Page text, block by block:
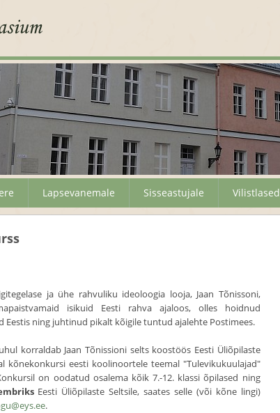
Lapsevanemale Sisseastujale Vilistlased
ja ühe rahvuliku ideoloogia looja, Jaan Tõnissoni,
isikuid Eesti rahva ajaloos, olles hoidnud
ning juhtinud pikalt kõigile tuntud ajalehte Postimees.
korraldab Jaan Tõnissioni selts koostöös Eesti Üliõpilaste
kõnekonkursi eesti koolinoortele teemal "Tulevikukuulajad"
on oodatud osalema kõik 7.-12. klassi õpilased ning
Eesti Üliõpilaste Seltsile, saates selle (või kõne lingi)
.